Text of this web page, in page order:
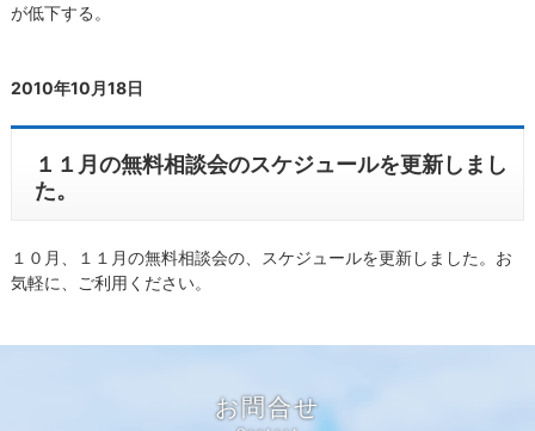
が低下する。
2010年10月18日
１１月の無料相談会のスケジュールを更新しまし
た。
１０月、１１月の無料相談会の、スケジュールを更新しました。お
気軽に、ご利用ください。
お問合せ